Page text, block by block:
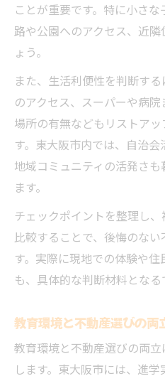
ことが重要です。特に小さ
路や公園へのアクセス、近
ょう。
また、生活利便性を判断す
のアクセス、スーパーや病
場所の有無などもリストア
す。東大阪市内では、自治会
地域コミュニティの活発さ
ます。
チェックポイントを整理し
比較することで、後悔のな
す。実際に現地での体験や
も、具体的な判断材料となる
教育環境と不動産選びの両
教育環境と不動産選びの両
します。東大阪市には、進